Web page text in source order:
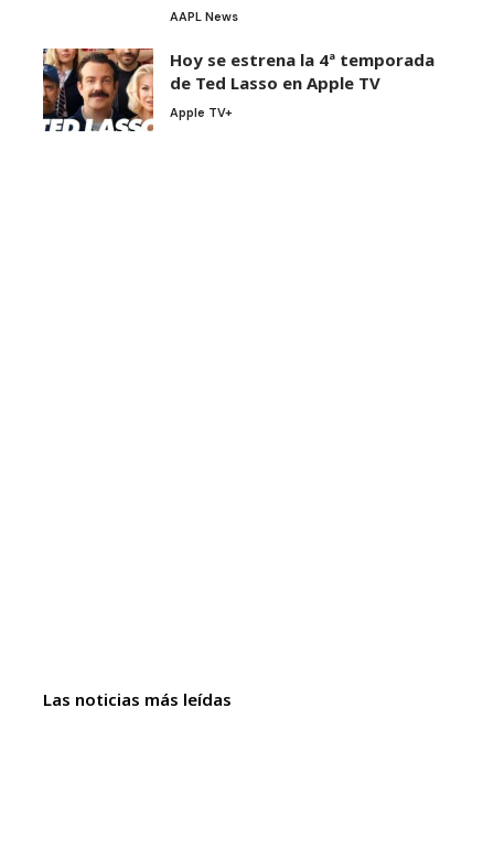
AAPL News
Hoy se estrena la 4ª temporada
de Ted Lasso en Apple TV
Apple TV+
Las noticias más leídas